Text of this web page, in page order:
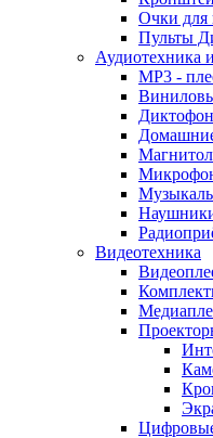
Очки для
Пульты
Аудиотехника
MP3 -
Видеотехника